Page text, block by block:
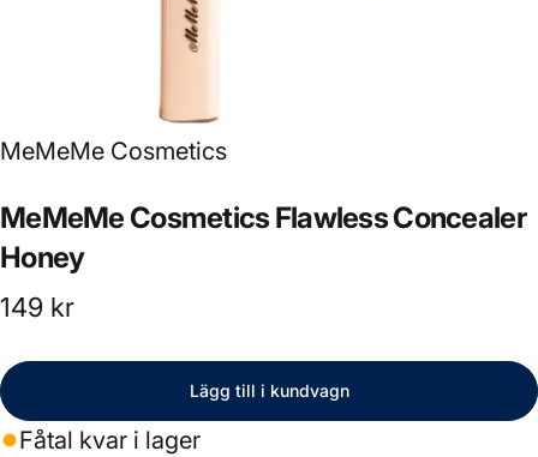
Leverantör:
MeMeMe Cosmetics
MeMeMe CosmeticsFlawlessConcealer
Honey
149 kr
Lägg till i kundvagn
Fåtal kvar i lager